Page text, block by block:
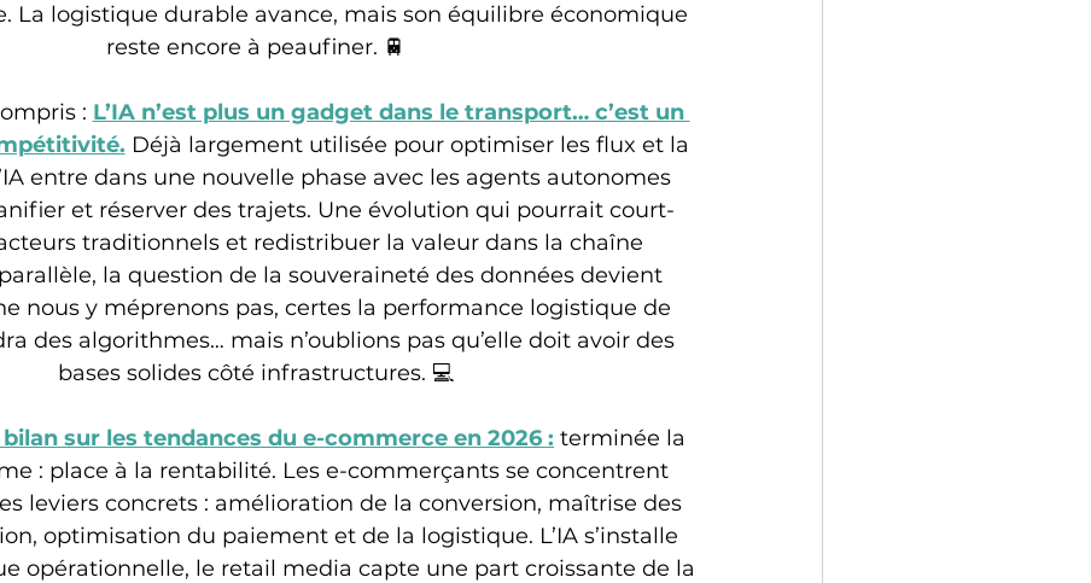
La logistique durable avance, mais son équilibre économique
reste encore à peaufiner. 🚆
: L’IA n’est plus un gadget dans le transport… c’est un
Déjà largement utilisée pour optimiser les flux et la
entre dans une nouvelle phase avec les agents autonomes
et réserver des trajets. Une évolution qui pourrait court-
traditionnels et redistribuer la valeur dans la chaîne
la question de la souveraineté des données devient
nous y méprenons pas, certes la performance logistique de
des algorithmes… mais n’oublions pas qu’elle doit avoir des
bases solides côté infrastructures. 💻
sur les tendances du e-commerce en 2026 : terminée la
: place à la rentabilité. Les e-commerçants se concentrent
leviers concrets : amélioration de la conversion, maîtrise des
optimisation du paiement et de la logistique. L’IA s’installe
opérationnelle, le retail media capte une part croissante de la